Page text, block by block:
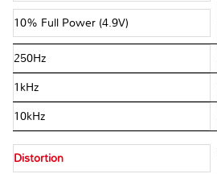
10% Full Power (4.9V)
250Hz
1kHz
10kHz
Distortion